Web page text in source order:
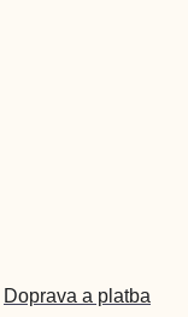
Doprava a platba